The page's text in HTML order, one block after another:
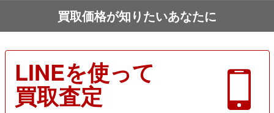
買取価格が知りたいあなたに
LINEを使って
買取査定